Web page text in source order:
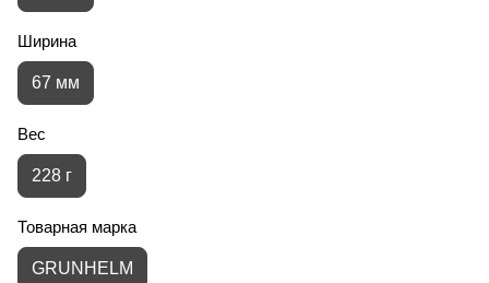
Ширина
67 мм
Вес
228 г
Товарная марка
GRUNHELM